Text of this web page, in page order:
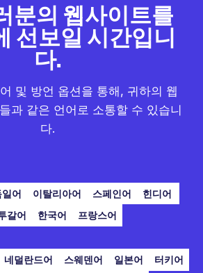
분의 웹사이트를
선보일 시간입니
다.
및 방언 옵션을 통해, 귀하의 웹
과 같은 언어로 소통할 수 있습니
다.
일어 이탈리아어 스페인어
힌디어
갈어
한국어 프랑스어
네덜란드어 스웨덴어 일본어
터키어